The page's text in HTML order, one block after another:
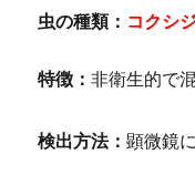
虫の種類： コクシ
特徴：非衛生的で
検出方法：顕微鏡